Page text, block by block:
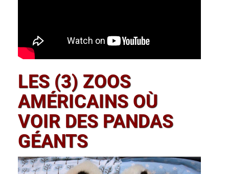
LES (3) ZOOS
AMÉRICAINS OÙ
VOIR DES PANDAS
GÉANTS